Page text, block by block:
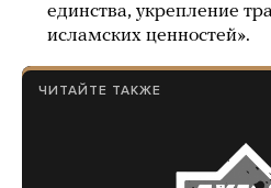
единства, укрепление
исламских ценностей».
ЧИТАЙТЕ ТАКЖЕ